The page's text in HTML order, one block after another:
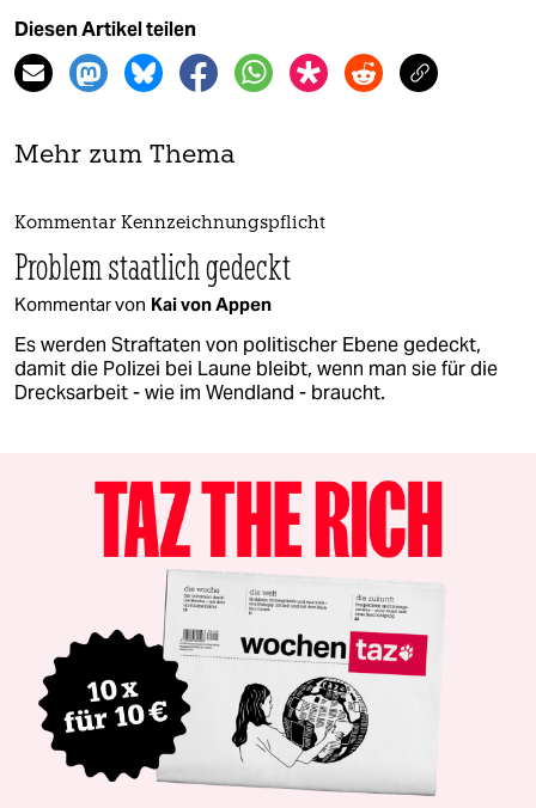
Diesen Artikel teilen
Mehr zum Thema
Kommentar Kennzeichnungspflicht
Problem staatlich gedeckt
Kommentar von Kai von Appen
Es werden Straftaten von politischer Ebene gedeckt,
damit die Polizei bei Laune bleibt, wenn man sie für die
Drecksarbeit - wie im Wendland - braucht.